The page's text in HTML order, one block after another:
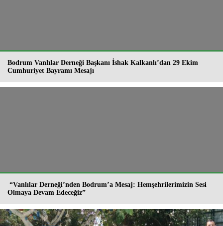
Bodrum Vanlılar Derneği Başkanı İshak Kalkanlı’dan 29 Ekim
Cumhuriyet Bayramı Mesajı
“Vanlılar Derneği’nden Bodrum’a Mesaj: Hemşehrilerimizin Sesi
Olmaya Devam Edeceğiz”